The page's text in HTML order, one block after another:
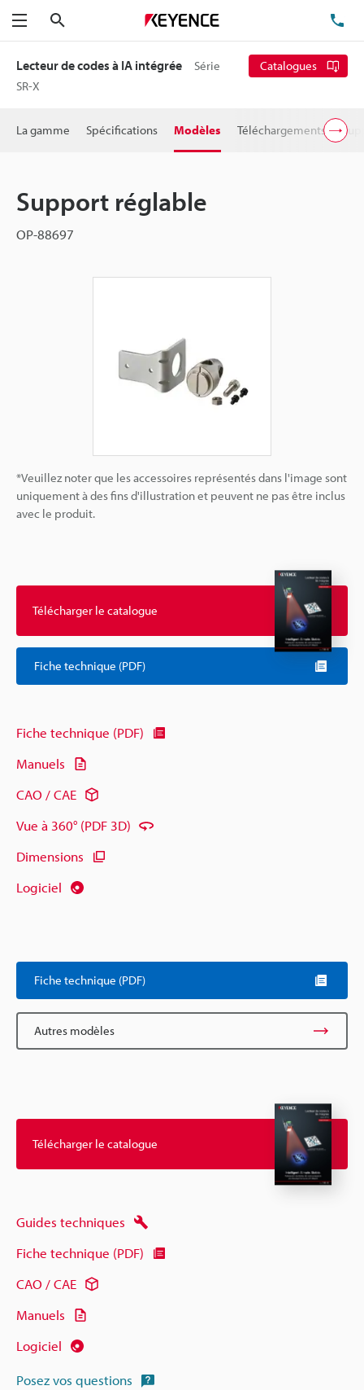
Menu
Lecteur de codes à IA intégrée
Série
SR-X
Catalogues
La gamme Spécifications Modèles Téléchargements
Support réglable
OP-88697
*Veuillez noter que les accessoires représentés dans l'image sont
uniquement à des fins d'illustration et peuvent ne pas être inclus
avec le produit.
Télécharger le catalogue
Fiche technique (PDF)
Fiche technique (PDF)
Manuels
CAO / CAE
Vue à 360° (PDF 3D)
Dimensions
Logiciel
Fiche technique (PDF)
Autres modèles
Télécharger le catalogue
Guides techniques
Fiche technique (PDF)
CAO / CAE
Manuels
Logiciel
Posez vos questions